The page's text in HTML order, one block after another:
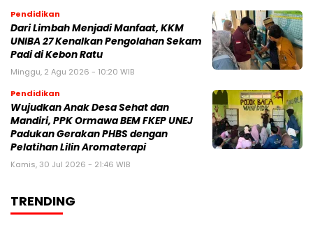
Pendidikan
Dari Limbah Menjadi Manfaat, KKM
UNIBA 27 Kenalkan Pengolahan Sekam
Padi di Kebon Ratu
Minggu, 2 Agu 2026 - 10:20 WIB
Pendidikan
Wujudkan Anak Desa Sehat dan
Mandiri, PPK Ormawa BEM FKEP UNEJ
Padukan Gerakan PHBS dengan
Pelatihan Lilin Aromaterapi
Kamis, 30 Jul 2026 - 21:46 WIB
TRENDING